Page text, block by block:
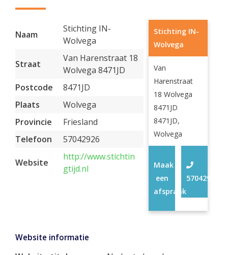
Naam
Stichting IN-
Wolvega
Straat
Van Harenstraat 18
Wolvega 8471JD
Postcode
8471JD
Plaats
Wolvega
Provincie
Friesland
Telefoon
57042926
Website
http://www.stichtin
gtijd.nl
Stichting IN-
Wolvega
Van
Harenstraat
18 Wolvega
8471JD
8471JD,
Wolvega
57042926
Maak
een
afspraak
Website informatie